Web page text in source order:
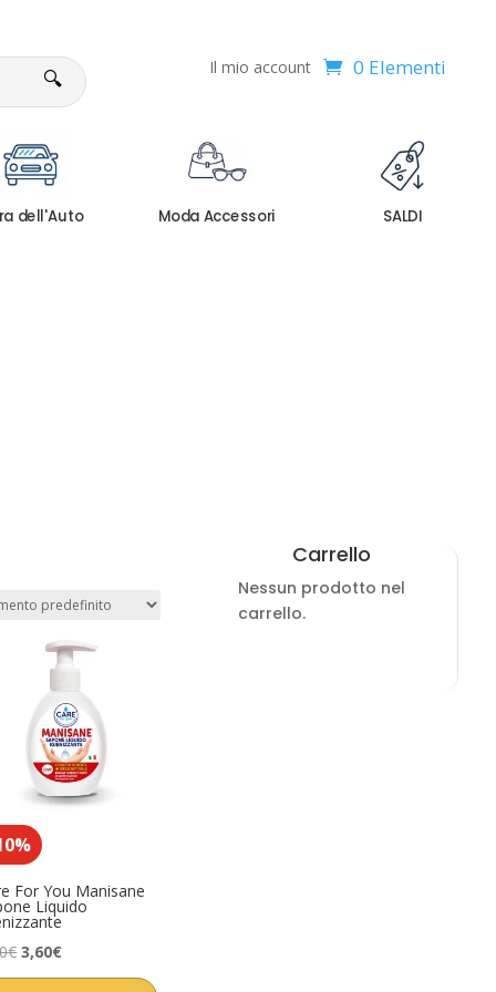
🔍 Il mio account 0 Elementi
dell'Auto Moda Accessori SALDI
For You Manisane
Liquido
€Il
prezzo
3,60€Il
prezzo
Carrello
Nessun prodotto nel
carrello.